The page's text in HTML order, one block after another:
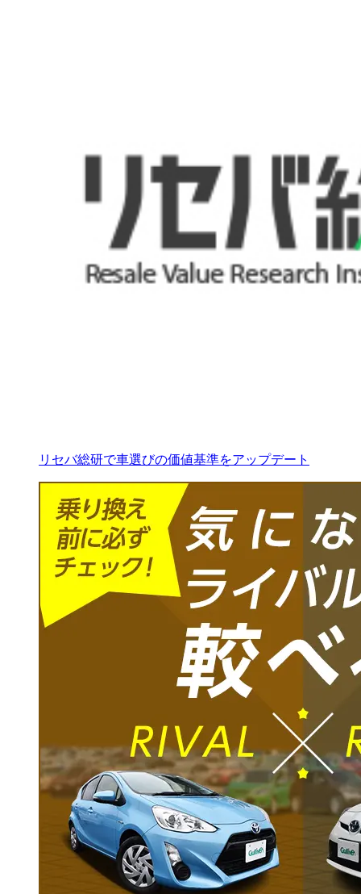
リセバ総研で車選びの価値基準をアップデート